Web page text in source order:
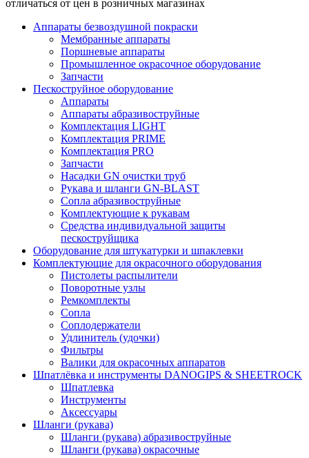
отличаться от цен в розничных магазинах
Аппараты безвоздушной покраски
Мембранные аппараты
Поршневые аппараты
Промышленное окрасочное оборудование
Запчасти
Пескоструйное оборудование
Аппараты
Аппараты абразивоструйные
Комплектация LIGHT
Комплектация PRIME
Комплектация PRO
Запчасти
Насадки GN очистки труб
Рукава и шланги GN-BLAST
Сопла абразивоструйные
Комплектующие к рукавам
Средства индивидуальной защиты
пескоструйщика
Оборудование для штукатурки и шпаклевки
Комплектующие для окрасочного оборудования
Пистолеты распылители
Поворотные узлы
Ремкомплекты
Сопла
Соплодержатели
Удлинитель (удочки)
Фильтры
Валики для окрасочных аппаратов
Шпатлёвка и инструменты DANOGIPS & SHEETROCK
Шпатлевка
Инструменты
Аксессуары
Шланги (рукава)
Шланги (рукава) абразивоструйные
Шланги (рукава) окрасочные